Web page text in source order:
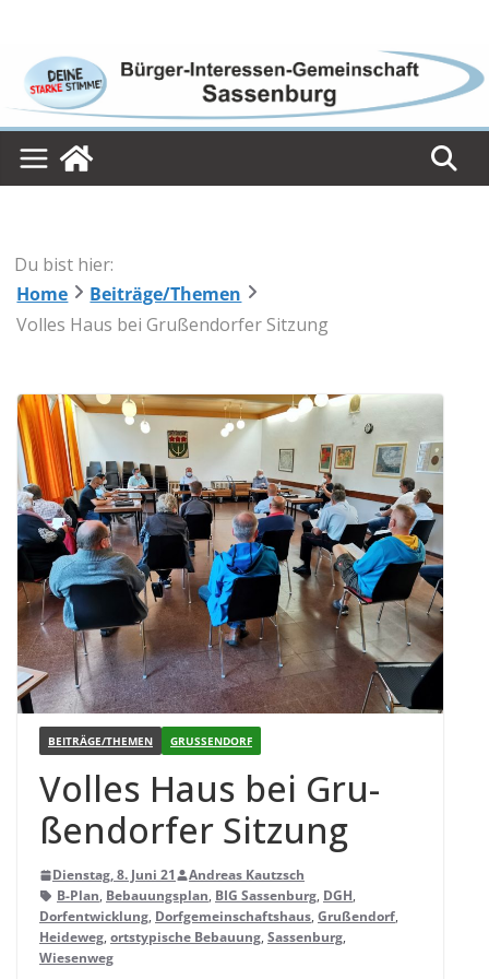
content
Du bist hier:
Home
Beiträge/Themen
Volles Haus bei Grußendorfer Sitzung
BEITRÄGE/THEMEN GRUSSENDORF
Vol­les Haus bei Gru­
ßen­dor­fer Sitzung
Dienstag, 8. Juni 21
Andreas Kautzsch
B-Plan, Bebauungsplan, BIG Sassenburg, DGH,
Dorfentwicklung, Dorfgemeinschaftshaus, Grußendorf,
Heideweg, ortstypische Bebauung, Sassenburg,
Wiesenweg